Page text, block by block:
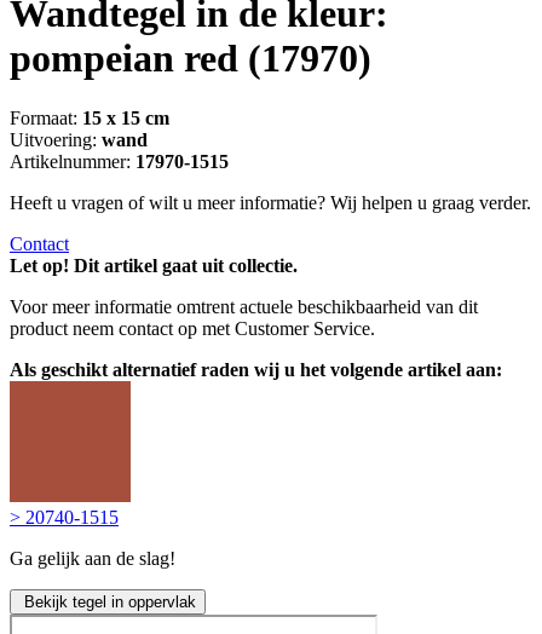
Wandtegel in de kleur:
pompeian red (17970)
Formaat: 15 x 15 cm
Uitvoering: wand
Artikelnummer: 17970-1515
Heeft u vragen of wilt u meer informatie? Wij helpen u graag verder.
Contact
Let op! Dit artikel gaat uit collectie.
Voor meer informatie omtrent actuele beschikbaarheid van dit
product neem contact op met Customer Service.
Als geschikt alternatief raden wij u het volgende artikel aan:
> 20740-1515
Ga gelijk aan de slag!
Bekijk tegel in oppervlak